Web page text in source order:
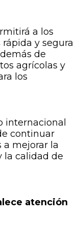
a los
y segura
de
agrícolas y
los
internacional
continuar
mejorar la
la calidad de
atención